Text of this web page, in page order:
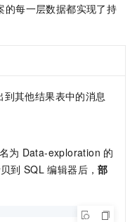
的每一层数据都实现了持
其他结果表中的消息
为 Data-exploration 的
到 SQL 编辑器后，部